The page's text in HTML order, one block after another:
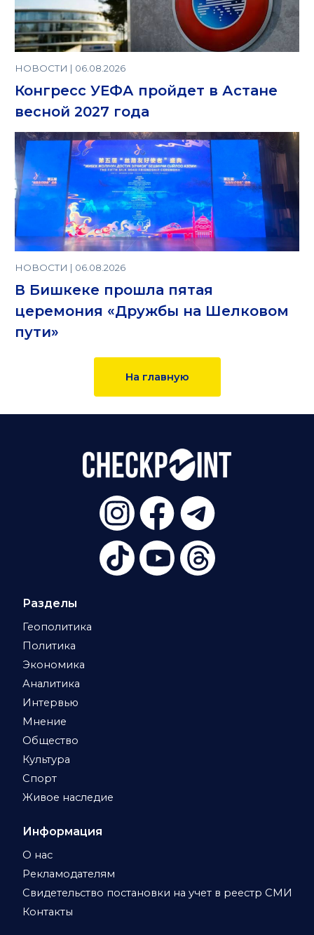
НОВОСТИ | 06.08.2026
Конгресс УЕФА пройдет в Астане
весной 2027 года
НОВОСТИ | 06.08.2026
В Бишкеке прошла пятая
церемония «Дружбы на Шелковом
пути»
На главную
Разделы
Геополитика
Политика
Экономика
Аналитика
Интервью
Мнение
Общество
Культура
Спорт
Живое наследие
Информация
О нас
Рекламодателям
Свидетельство постановки на учет в реестр СМИ
Контакты